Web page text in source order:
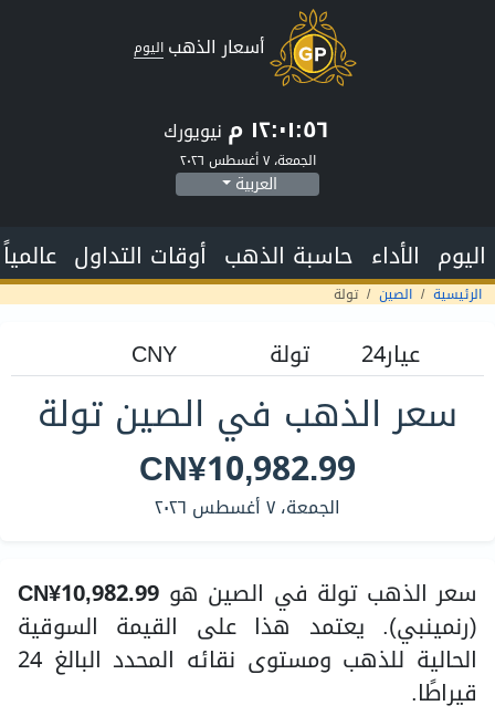
أسعار الذهب اليوم
١٢:٠١:٥٧ م نيويورك
الجمعة، ٧ أغسطس ٢٠٢٦
العربية
اليوم الأداء حاسبة الذهب أوقات التداول عالمياً
الرئيسية الصين تولة
سعر الذهب في الصين تولة
CN¥10,982.99
الجمعة، ٧ أغسطس ٢٠٢٦
سعر الذهب تولة في الصين هو CN¥10,982.99
(رنمينبي). يعتمد هذا على القيمة السوقية
الحالية للذهب ومستوى نقائه المحدد البالغ 24
قيراطًا.